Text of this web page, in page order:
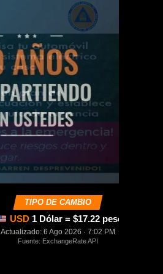
TIPO DE CAMBIO
USD 1 Dólar = $17.22 pesos
Actualizado: 6 Ago 2026 · 7:02 PM
Fuente: ExchangeRate API